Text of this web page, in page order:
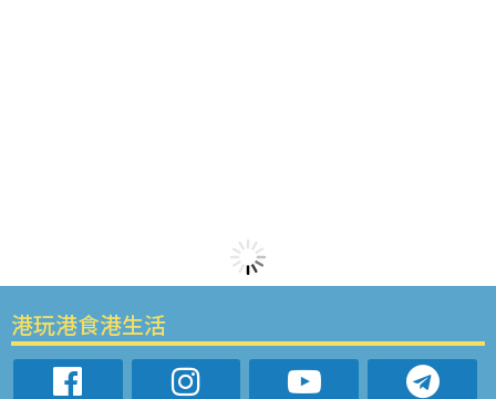
港玩港食港生活